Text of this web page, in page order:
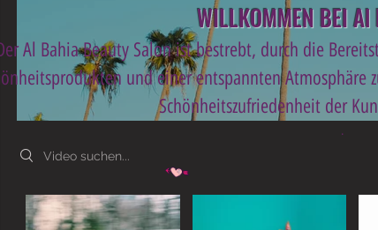
WILLKOMMEN BEI
Al Bahia Beauty Salon ist bestrebt, durch die
und einer entspannten Atmosphäre
Schönheitszufriedenheit der
.
Widget Didn’t Load
Search videos